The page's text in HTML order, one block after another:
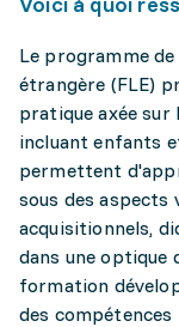
Le programme
étrangère (FLE)
pratique axée sur
incluant enfants
permettent
sous des aspects
acquisitionnels,
dans une optique
formation
des